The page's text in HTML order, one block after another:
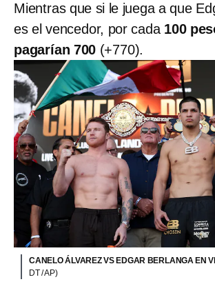
Mientras que si le juega a que
es el vencedor, por cada 100
pagarían 700 (+770).
CANELO ÁLVAREZ VS EDGAR BERLANGA EN
DT / AP)